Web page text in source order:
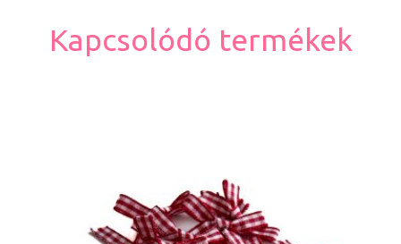
Kapcsolódó termékek